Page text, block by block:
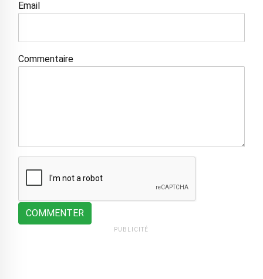
Email
Commentaire
COMMENTER
PUBLICITÉ